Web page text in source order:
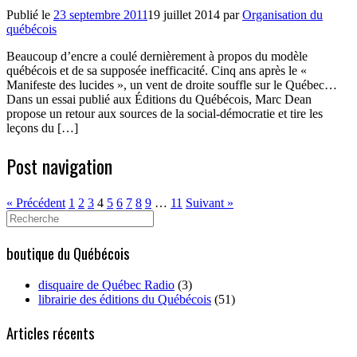
Publié le 23 septembre 201119 juillet 2014 parOrganisation du
québécois
Beaucoup d’encre a coulé dernièrement à propos du modèle
québécois et de sa supposée inefficacité. Cinq ans après le «
Manifeste des lucides », un vent de droite souffle sur le Québec…
Dans un essai publié aux Éditions du Québécois, Marc Dean
propose un retour aux sources de la social-démocratie et tire les
leçons du […]
Post navigation
« Précédent 1 2 3 4 5 6 7 8 9 … 11 Suivant »
Search
for:
boutique du Québécois
disquaire de Québec Radio (3)
librairie des éditions du Québécois (51)
Articles récents